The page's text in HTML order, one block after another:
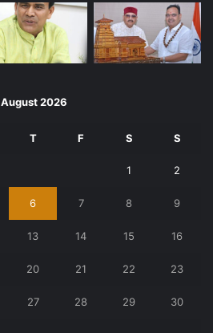
August 2026
T F S S
1 2
6 7 8 9
13 14 15 16
20 21 22 23
27 28 29 30